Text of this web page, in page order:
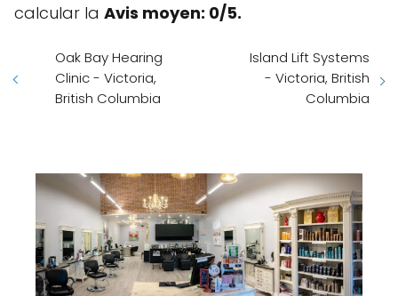
calcular la Avis moyen: 0/5.
Oak Bay Hearing
Clinic - Victoria,
British Columbia
Island Lift Systems
- Victoria, British
Columbia